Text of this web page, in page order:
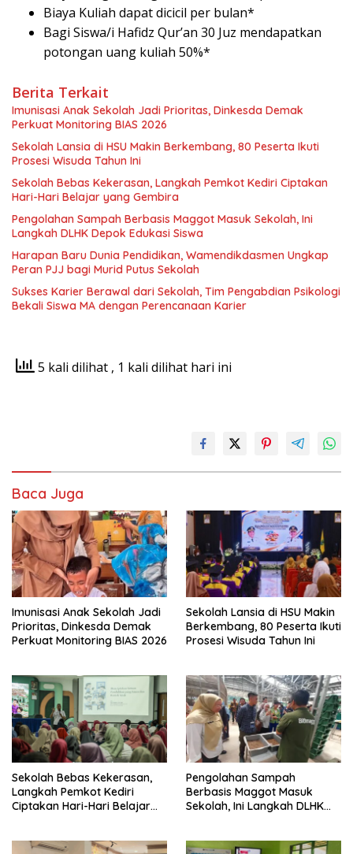
Biaya Kuliah dapat dicicil per bulan*
Bagi Siswa/i Hafidz Qur’an 30 Juz mendapatkan
potongan uang kuliah 50%*
Berita Terkait
Imunisasi Anak Sekolah Jadi Prioritas, Dinkesda Demak
Perkuat Monitoring BIAS 2026
Sekolah Lansia di HSU Makin Berkembang, 80 Peserta Ikuti
Prosesi Wisuda Tahun Ini
Sekolah Bebas Kekerasan, Langkah Pemkot Kediri Ciptakan
Hari-Hari Belajar yang Gembira
Pengolahan Sampah Berbasis Maggot Masuk Sekolah, Ini
Langkah DLHK Depok Edukasi Siswa
Harapan Baru Dunia Pendidikan, Wamendikdasmen Ungkap
Peran PJJ bagi Murid Putus Sekolah
Sukses Karier Berawal dari Sekolah, Tim Pengabdian Psikologi
Bekali Siswa MA dengan Perencanaan Karier
5 kali dilihat , 1 kali dilihat hari ini
Baca Juga
Imunisasi Anak Sekolah Jadi
Prioritas, Dinkesda Demak
Perkuat Monitoring BIAS 2026
Sekolah Lansia di HSU Makin
Berkembang, 80 Peserta Ikuti
Prosesi Wisuda Tahun Ini
Sekolah Bebas Kekerasan,
Langkah Pemkot Kediri
Ciptakan Hari-Hari Belajar
Pengolahan Sampah
Berbasis Maggot Masuk
Sekolah, Ini Langkah DLHK